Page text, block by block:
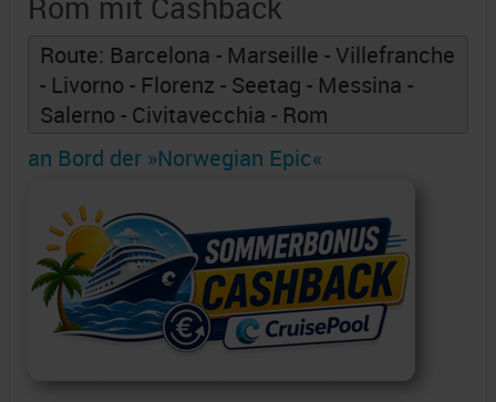
Route: Barcelona - Marseille - Villefranche
- Livorno - Florenz - Seetag - Messina -
Salerno - Civitavecchia - Rom
an Bord der »Norwegian Epic«